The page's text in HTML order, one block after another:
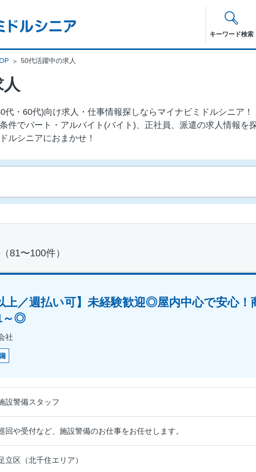
キーワード検索
50代活躍中の求人
代・60代)向け求⼈・仕事情報探しならマイナビミドルシニア
件でパート・アルバイト(バイト)、正社員、派遣の求人情報を
ルシニアにおまかせ！
（81〜100件）
上／週払い可】未経験歓迎◎屋内中心で安心
～◎
社
設警備スタッフ
回や受付など、施設警備のお仕事をお任せします。
立区（北千住エリア）